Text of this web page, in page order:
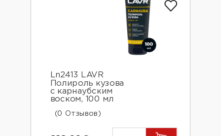
Ln2413 LAVR
Полироль кузова
с карнаубским
воском, 100 мл
(0 Отзывов)